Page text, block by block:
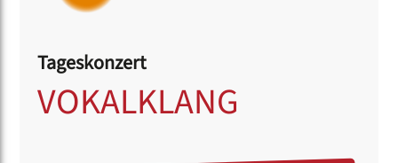
Tageskonzert
VOKALKLANG